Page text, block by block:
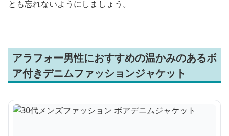
とも忘れないようにしましょう。
アラフォー男性におすすめの温かみのあるボ
ア付きデニムファッションジャケット